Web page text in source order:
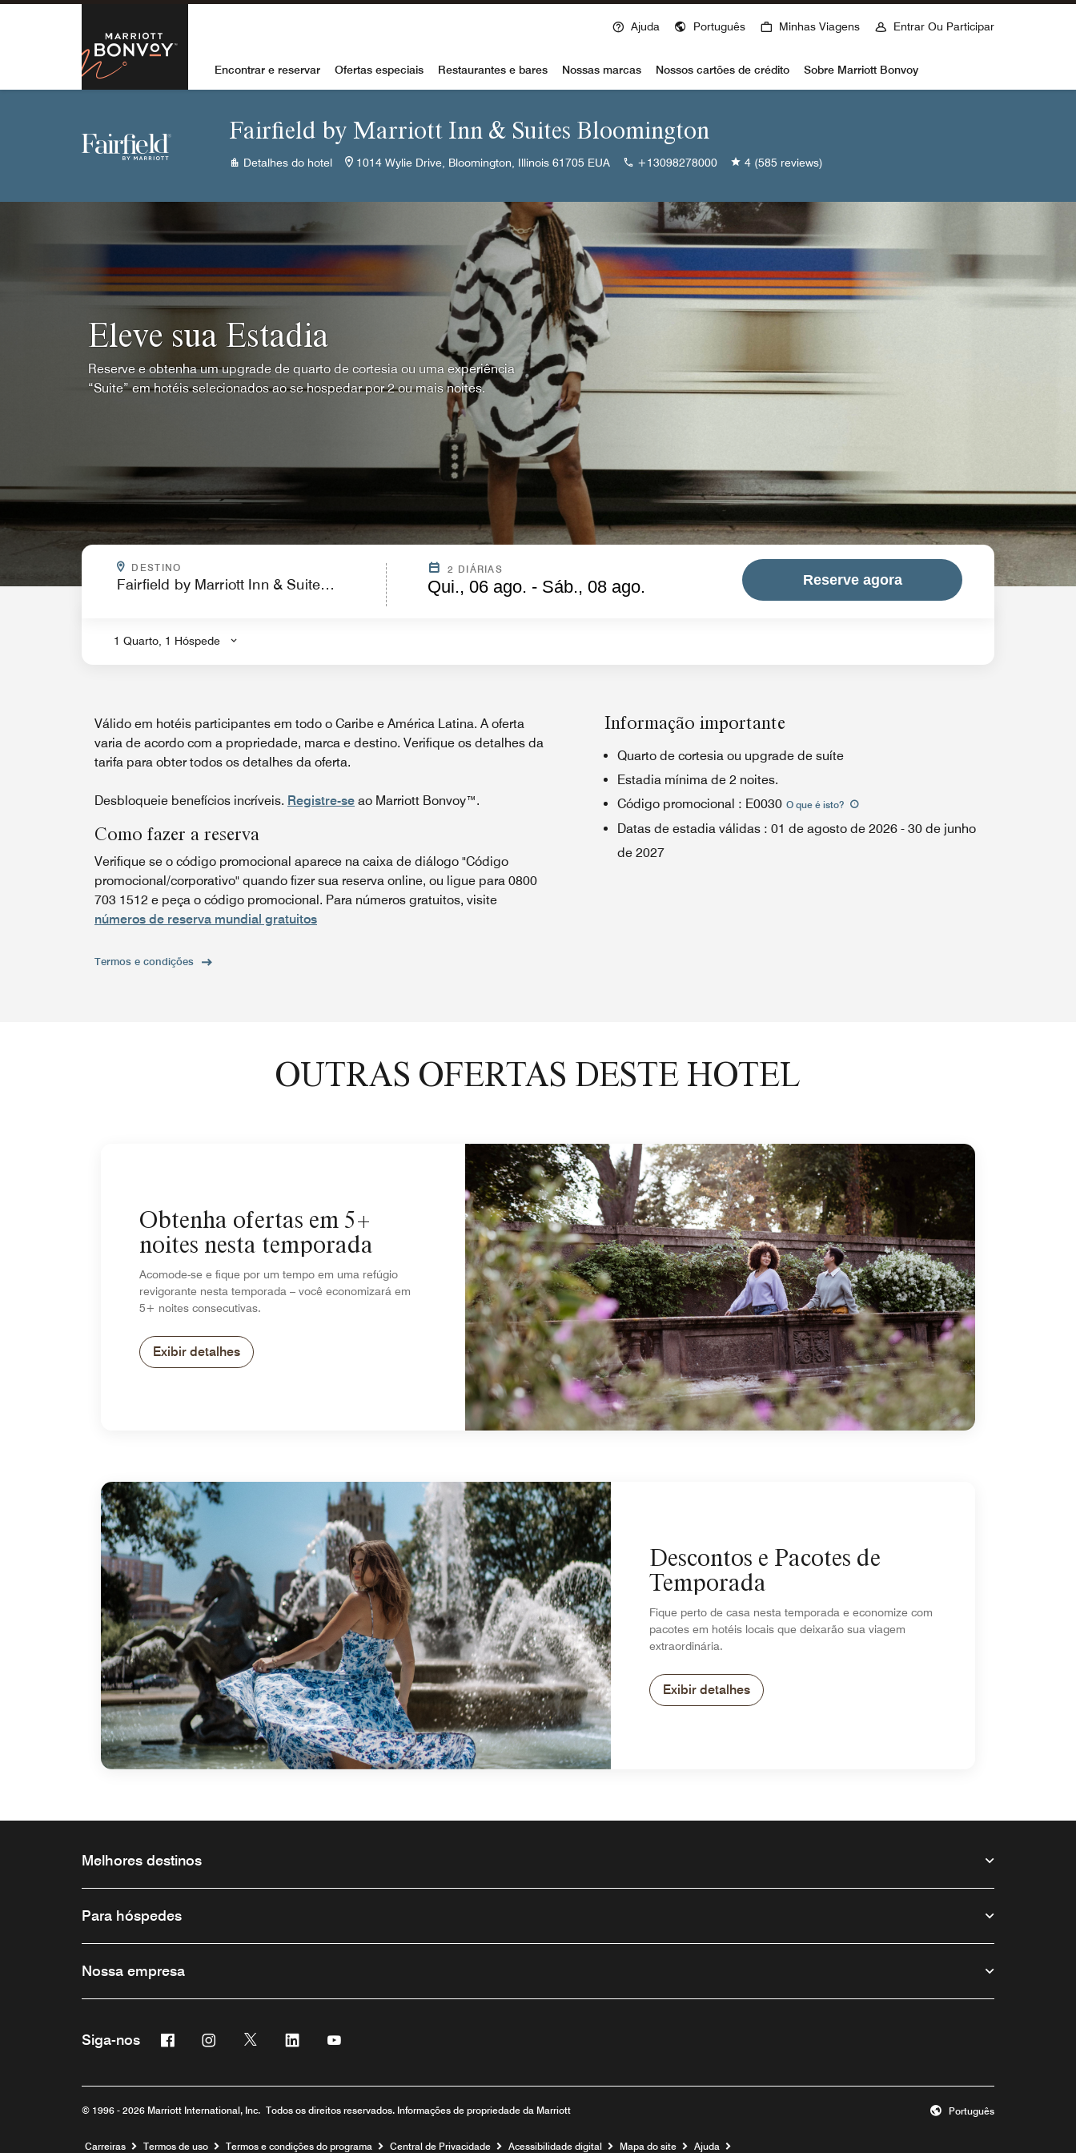
Skip to Content
Marriott Bonvoy
Ajuda Português Minhas Viagens Entrar Ou Participar
Encontrar e reservar Ofertas especiais Restaurantes e bares Nossas marcas Nossos cartões de crédito Sobre Marriott Bonvoy
Fairfield by Marriott Inn & Suites Bloomington
Detalhes do hotel 1014 Wylie Drive, Bloomington, Illinois 61705 EUA +13098278000 4 (585 reviews)
Eleve sua Estadia
Reserve e obtenha um upgrade de quarto de cortesia ou uma experiência
“Suite” em hotéis selecionados ao se hospedar por 2 ou mais noites.
DESTINO
.
2 DIÁRIAS
Qui., 06 ago. - Sáb., 08 ago.
1 Quarto, 1 Hóspede
Reserve agora
Válido em hotéis participantes em todo o Caribe e América Latina. A oferta
varia de acordo com a propriedade, marca e destino. Verifique os detalhes da
tarifa para obter todos os detalhes da oferta.
Desbloqueie benefícios incríveis. Registre-se ao Marriott Bonvoy™.
Como fazer a reserva
Verifique se o código promocional aparece na caixa de diálogo "Código
promocional/corporativo" quando fizer sua reserva online, ou ligue para 0800
703 1512 e peça o código promocional. Para números gratuitos, visite
números de reserva mundial gratuitos
Termos e condições
Informação importante
Quarto de cortesia ou upgrade de suíte
Estadia mínima de 2 noites.
Código promocional : E0030 O que é isto?
Datas de estadia válidas : 01 de agosto de 2026 - 30 de junho
de 2027
OUTRAS OFERTAS DESTE HOTEL
Obtenha ofertas em 5+
noites nesta temporada
Acomode-se e fique por um tempo em uma refúgio
revigorante nesta temporada – você economizará em
5+ noites consecutivas.
Exibir detalhes
Descontos e Pacotes de
Temporada
Fique perto de casa nesta temporada e economize com
pacotes em hotéis locais que deixarão sua viagem
extraordinária.
Exibir detalhes
Melhores destinos
Para hóspedes
Nossa empresa
Siga-nos FacebookInstagramTwitter Linkedin
© 1996 - 2026 Marriott International, Inc. Todos os direitos reservados. Informações de propriedade da Marriott Português
Carreiras Termos de uso Termos e condições do programa Central de Privacidade Acessibilidade digital Mapa do site Ajuda